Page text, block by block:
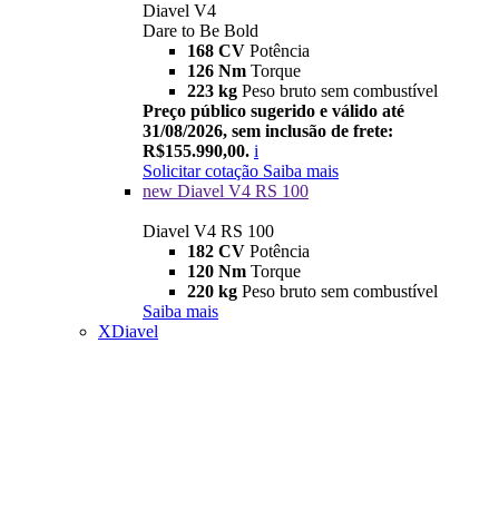
Diavel V4
Dare to Be Bold
168 CV Potência
126 Nm Torque
223 kg Peso bruto sem combustível
Preço público sugerido e válido até
31/08/2026, sem inclusão de frete:
R$155.990,00. i
Solicitar cotação Saiba mais
new Diavel V4 RS 100
Diavel V4 RS 100
182 CV Potência
120 Nm Torque
220 kg Peso bruto sem combustível
Saiba mais
XDiavel